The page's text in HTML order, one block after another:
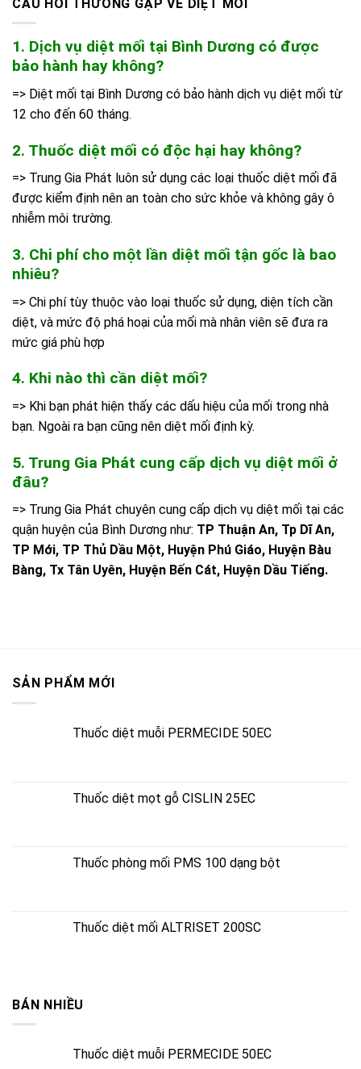
CÂU HỎI THƯỜNG GẶP VỀ DIỆT MỐI
1. Dịch vụ diệt mối tại Bình Dương có được
bảo hành hay không?
=> Diệt mối tại Bình Dương có bảo hành dịch vụ diệt mối từ
12 cho đến 60 tháng.
2. Thuốc diệt mối có độc hại hay không?
=> Trung Gia Phát luôn sử dụng các loại thuốc diệt mối đã
được kiểm định nên an toàn cho sức khỏe và không gây ô
nhiễm môi trường.
3. Chi phí cho một lần diệt mối tận gốc là bao
nhiêu?
=> Chi phí tùy thuộc vào loại thuốc sử dụng, diện tích cần
diệt, và mức độ phá hoại của mối mà nhân viên sẽ đưa ra
mức giá phù hợp
4. Khi nào thì cần diệt mối?
=> Khi bạn phát hiện thấy các dấu hiệu của mối trong nhà
bạn. Ngoài ra bạn cũng nên diệt mối định kỳ.
5. Trung Gia Phát cung cấp dịch vụ diệt mối ở
đâu?
=> Trung Gia Phát chuyên cung cấp dịch vụ diệt mối tại các
quận huyện của Bình Dương như: TP Thuận An, Tp Dĩ An,
TP Mới, TP Thủ Dầu Một, Huyện Phú Giáo, Huyện Bàu
Bàng, Tx Tân Uyên, Huyện Bến Cát, Huyện Dầu Tiếng.
SẢN PHẨM MỚI
Thuốc diệt muỗi PERMECIDE 50EC
Thuốc diệt mọt gỗ CISLIN 25EC
Thuốc phòng mối PMS 100 dạng bột
Thuốc diệt mối ALTRISET 200SC
BÁN NHIỀU
Thuốc diệt muỗi PERMECIDE 50EC